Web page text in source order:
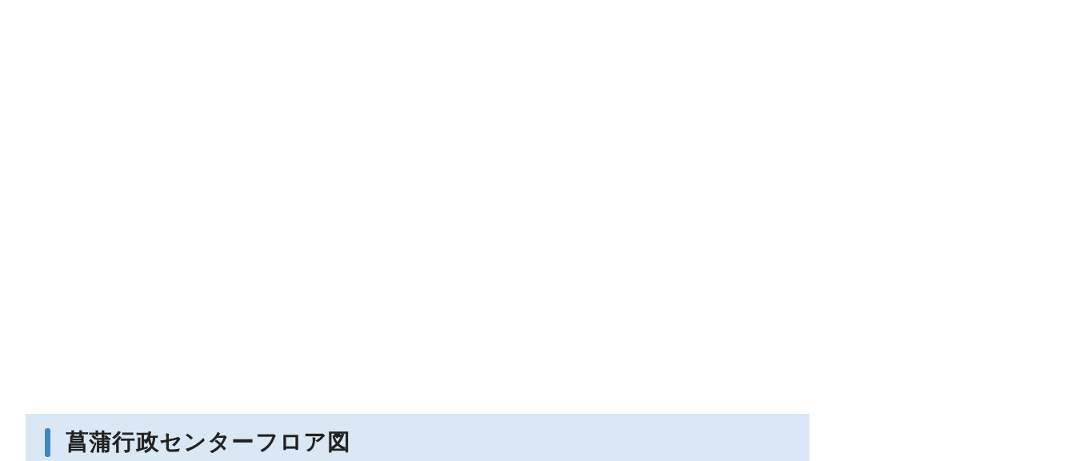
菖蒲行政センターフロア図